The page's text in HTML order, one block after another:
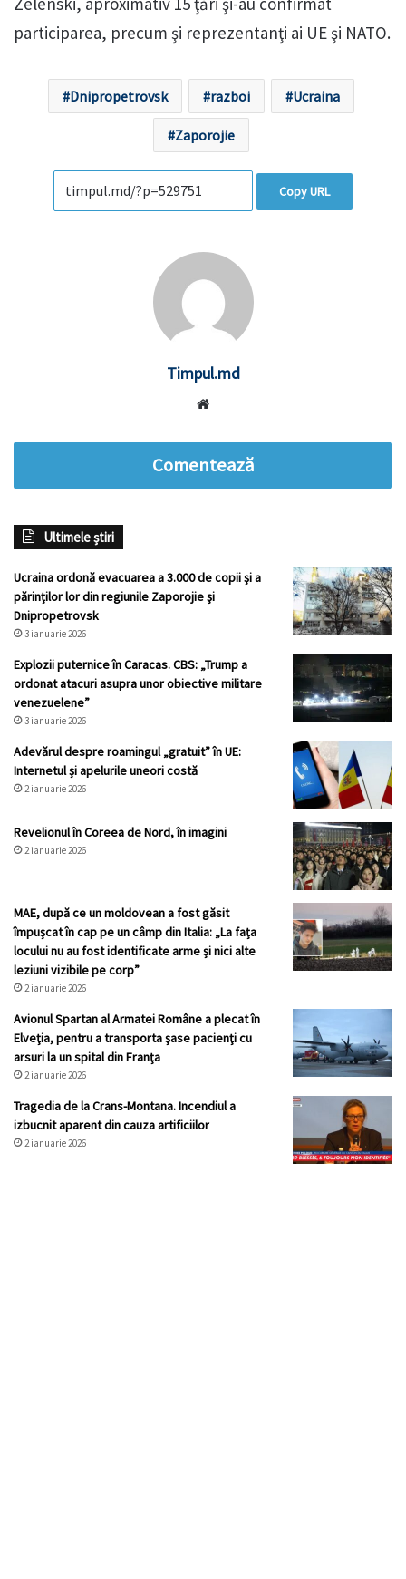
participarea, precum şi reprezentanţi ai UE şi NATO.
Dnipropetrovsk razboi Ucraina
Zaporojie
Copy URL
Timpul.md
Comentează
Ultimele știri
Ucraina ordonă evacuarea a 3.000 de copii şi a
părinţilor lor din regiunile Zaporojie şi
Dnipropetrovsk
3 ianuarie 2026
Explozii puternice în Caracas. CBS: „Trump a
ordonat atacuri asupra unor obiective militare
venezuelene”
3 ianuarie 2026
Adevărul despre roamingul „gratuit” în UE:
Internetul și apelurile uneori costă
2 ianuarie 2026
Revelionul în Coreea de Nord, în imagini
2 ianuarie 2026
MAE, după ce un moldovean a fost găsit
împușcat în cap pe un câmp din Italia: „La fața
locului nu au fost identificate arme și nici alte
leziuni vizibile pe corp”
2 ianuarie 2026
Avionul Spartan al Armatei Române a plecat în
Elveţia, pentru a transporta şase pacienţi cu
arsuri la un spital din Franţa
2 ianuarie 2026
Tragedia de la Crans-Montana. Incendiul a
izbucnit aparent din cauza artificiilor
2 ianuarie 2026